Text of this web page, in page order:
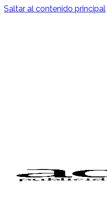
Saltar al contenido principal